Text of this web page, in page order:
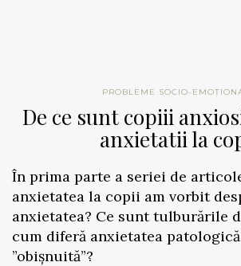
PROBLEME SOCIO-
De ce sunt copiii
anxietatii la
În prima parte a seriei de
anxietatea la copii am vorbit
anxietatea? Ce sunt tulburările
cum diferă anxietatea
”obișnuită”?